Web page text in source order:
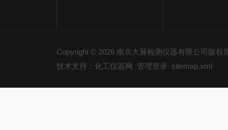
Copyright © 2026 南京大展检测仪器有限公司版权
技术支持：化工仪器网
管理登录 sitemap.xml